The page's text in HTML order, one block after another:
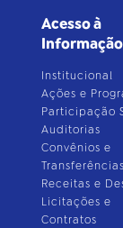
Acesso à
Informação
Institucional
Ações e
Participação
Auditorias
Convênios e
Transferências
Receitas e
Licitações e
Contratos